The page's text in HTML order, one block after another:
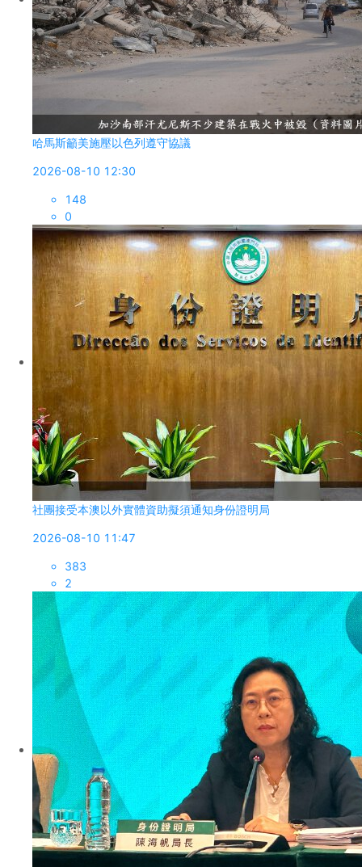
哈馬斯籲美施壓以色列遵守協議
2026-08-10 12:30
148
0
社團接受本澳以外實體資助擬須通知身份證明局
2026-08-10 11:47
383
2